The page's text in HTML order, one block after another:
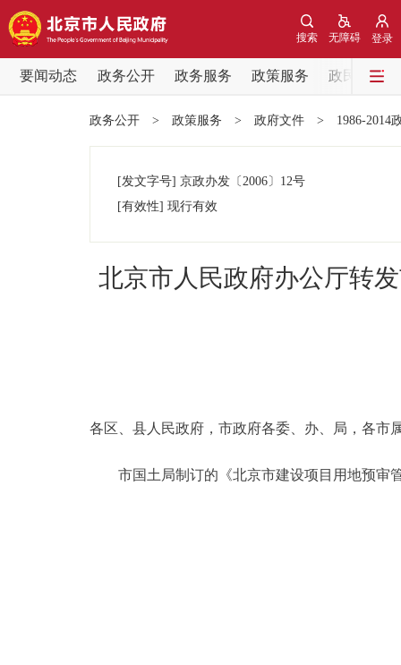
登录
无障碍
搜索
要闻动态 政务公开 政务服务 政策服务
政民互动
党中央精神
政务公开 > 政策服务 > 政府文件 > 1986-2014
[发文字号] 京政办发 〔2006〕 12号
[有效性] 现行有效
北京市人民政府办公厅转
各区、县人民政府，市政府各委、办、局，各市
市国土局制订的《北京市建设项目用地预审